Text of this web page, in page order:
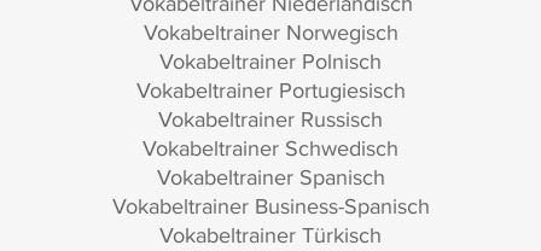
Vokabeltrainer Norwegisch
Vokabeltrainer Polnisch
Vokabeltrainer Portugiesisch
Vokabeltrainer Russisch
Vokabeltrainer Schwedisch
Vokabeltrainer Spanisch
Vokabeltrainer Business-Spanisch
Vokabeltrainer Türkisch